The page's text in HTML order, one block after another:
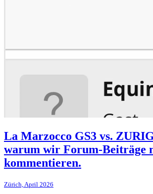
La Marzocco GS3 vs.
warum wir Forum-Beiträge
kommentieren.
Zürich, April 2026